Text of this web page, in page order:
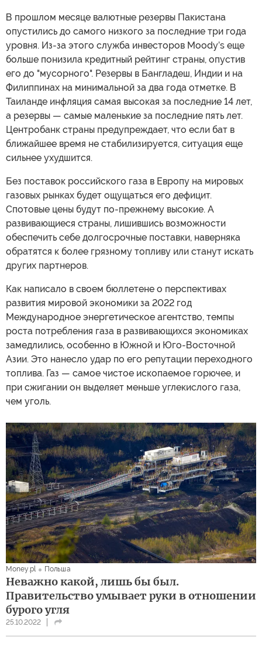
В прошлом месяце валютные резервы Пакистана
опустились до самого низкого за последние три года
уровня. Из-за этого служба инвесторов Moody’s еще
больше понизила кредитный рейтинг страны, опустив
его до "мусорного". Резервы в Бангладеш, Индии и на
Филиппинах на минимальной за два года отметке. В
Таиланде инфляция самая высокая за последние 14 лет,
а резервы — самые маленькие за последние пять лет.
Центробанк страны предупреждает, что если бат в
ближайшее время не стабилизируется, ситуация еще
сильнее ухудшится.
Без поставок российского газа в Европу на мировых
газовых рынках будет ощущаться его дефицит.
Спотовые цены будут по-прежнему высокие. А
развивающиеся страны, лишившись возможности
обеспечить себе долгосрочные поставки, наверняка
обратятся к более грязному топливу или станут искать
других партнеров.
Как написало в своем бюллетене о перспективах
развития мировой экономики за 2022 год
Международное энергетическое агентство, темпы
роста потребления газа в развивающихся экономиках
замедлились, особенно в Южной и Юго-Восточной
Азии. Это нанесло удар по его репутации переходного
топлива. Газ — самое чистое ископаемое горючее, и
при сжигании он выделяет меньше углекислого газа,
чем уголь.
Money.pl Польша
Неважно какой, лишь бы был.
Правительство умывает руки в отношении
бурого угля
25.10.2022